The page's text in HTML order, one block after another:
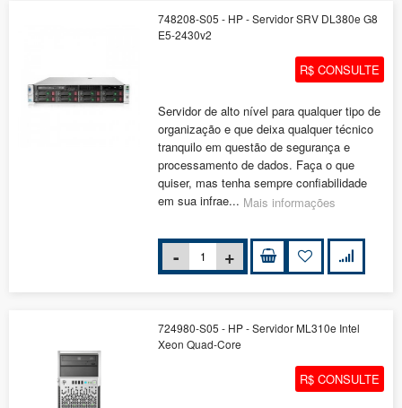
748208-S05 - HP - Servidor SRV DL380e G8
E5-2430v2
R$ CONSULTE
Servidor de alto nível para qualquer tipo de
organização e que deixa qualquer técnico
tranquilo em questão de segurança e
processamento de dados. Faça o que
quiser, mas tenha sempre confiabilidade
em sua infrae... Mais informações
724980-S05 - HP - Servidor ML310e Intel
Xeon Quad-Core
R$ CONSULTE